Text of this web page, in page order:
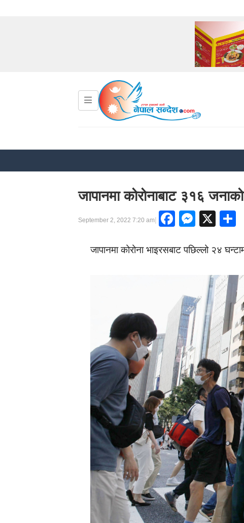
जापानमा कोरोनाबाट ३१६
September 2, 2022 7:20 am| Facebook
X
जापानमा कोरोना भाइरसबाट पछिल्लो २४